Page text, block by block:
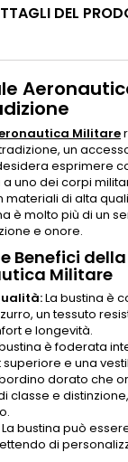
DEL
Militare
un
esprimere
uno dei corpi
materiali di alta
è molto più di un
e onore.
Benefici
Militare
La bustina è
un tessuto
e longevità.
è foderata
e una
dorato che
classe e
La bustina può
di